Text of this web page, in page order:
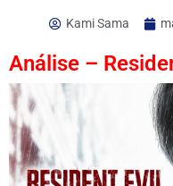
Kami Sama
Análise –